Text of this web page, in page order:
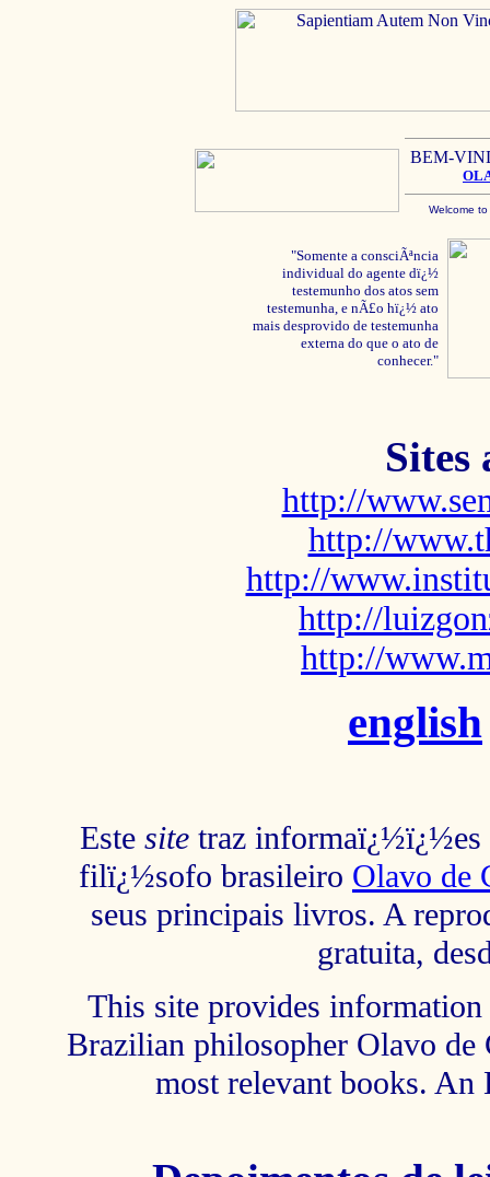
BEM-
Welcome
"Somente a consciÃªncia
individual do agente dï¿½
testemunho dos atos sem
testemunha, e nÃ£o hï¿½ ato
mais desprovido de testemunha
externa do que o ato de
conhecer."
Sites
http://
http://
http://
http://
http://
english
Este site traz informaï¿½ï¿½es
filï¿½sofo brasileiro Olavo de
seus principais livros. A
gratuita,
This site provides
Brazilian philosopher Olavo de
most relevant books.